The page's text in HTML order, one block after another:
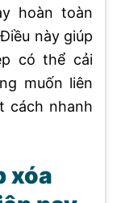
hoàn toàn
này giúp
có thể cải
muốn liên
cách nhanh
xóa